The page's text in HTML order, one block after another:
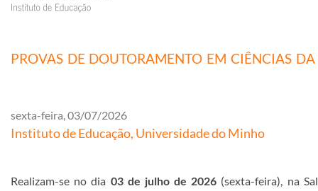
PROVAS DE DOUTORAMENTO EM CIÊNCIAS
sexta-feira, 03/07/2026
Instituto de Educação, Universidade do Minho
Realizam-se no dia 03 de julho de 2026 (sexta-feira), na